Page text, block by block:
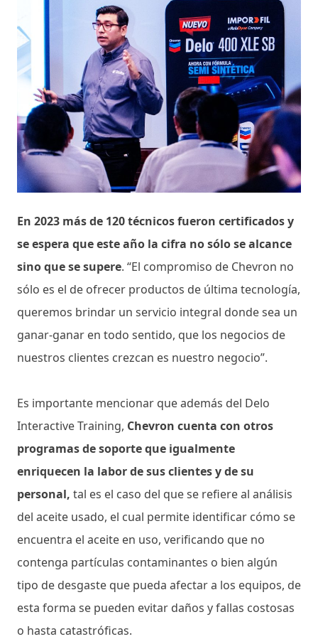
En 2023 más de 120 técnicos fueron certificados y
se espera que este año la cifra no sólo se alcance
sino que se supere. “El compromiso de Chevron no
sólo es el de ofrecer productos de última tecnología,
queremos brindar un servicio integral donde sea un
ganar-ganar en todo sentido, que los negocios de
nuestros clientes crezcan es nuestro negocio”.
Es importante mencionar que además del Delo
Interactive Training, Chevron cuenta con otros
programas de soporte que igualmente
enriquecen la labor de sus clientes y de su
personal, tal es el caso del que se refiere al análisis
del aceite usado, el cual permite identificar cómo se
encuentra el aceite en uso, verificando que no
contenga partículas contaminantes o bien algún
tipo de desgaste que pueda afectar a los equipos, de
esta forma se pueden evitar daños y fallas costosas
o hasta catastróficas.